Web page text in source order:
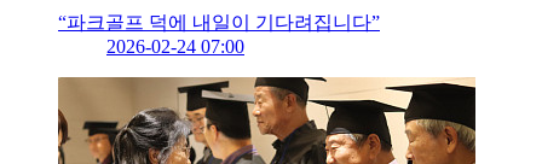
“파크골프 덕에 내일이 기다려집니다”
2026-02-24 07:00